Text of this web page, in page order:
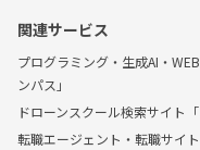
関連サービス
プログラミング・生成AI・
ンパス」
ドローンスクール検索サイト
転職エージェント・転職サイ